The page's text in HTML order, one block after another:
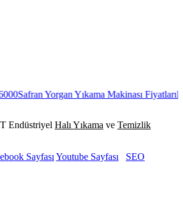
Safran Yorgan Yıkama Makinası FiyatlarıHalı
Endüstriyel Halı Yıkama ve Temizlik
Sayfası Youtube Sayfası SEO